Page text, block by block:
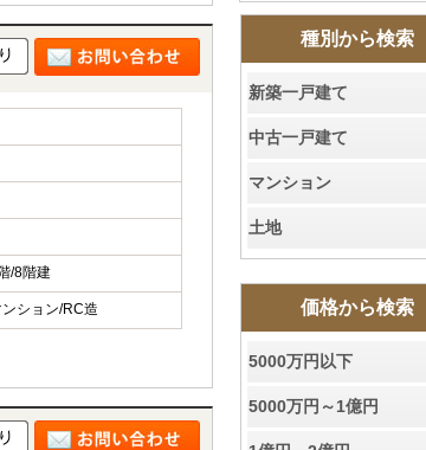
/8階建
ンション/RC造
種別から検索
新築一戸建て
中古一戸建て
マンション
土地
価格から検索
5000万円以下
5000万円～1億円